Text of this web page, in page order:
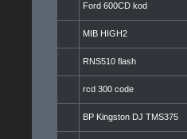
Ford 600CD kod
MIB HIGH2
RNS510 flash
rcd 300 code
BP Kingston DJ TMS375